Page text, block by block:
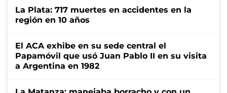
La Plata: 717 muertes en accidentes en la
región en 10 años
El ACA exhibe en su sede central el
Papamóvil que usó Juan Pablo II en su visita
a Argentina en 1982